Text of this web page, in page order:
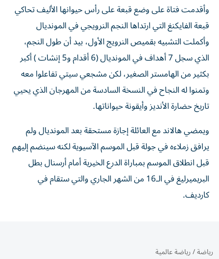
وأقدمت فتاة على وضع قبعة على رأس حيوانها الأليف تحاكي
قبعة الفايكنغ التي ارتداها النجم النرويجي في المونديال
وأكملت التشبيه بقميص النرويج الأول، بيد أن طول النجم،
الذي سجل 7 أهداف في المونديال (6 أقدام و5 إنشات ) أكبر
بكثير من الهامستر الصغير، لكن مشجعي سيتي تفاعلوا معه
وتمنوا له النجاح في النسخة السادسة من المهرجان الذي يحيي
تاريخ حضارة الأنديز وأيقونة حيواناتها.
ويمضي هالاند مع العائلة إجازة مستحقة بعد المونديال ولم
يرافق زملاءه في جولة قبل الموسم الآسيوية لكنه سينضم إليهم
قبل انطلاق الموسم بمباراة الدرع الخيرية أمام أرسنال بطل
البريميرليغ في الـ16 من الشهر الجاري والتي ستقام في
كارديف.
رياضة/رياضة عالمية